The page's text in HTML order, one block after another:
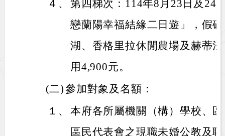
４、 第四梯次：114年8月23日及24
戀蘭陽幸福結緣二日遊」，假
湖、香格里拉休閒農場及赫蒂
用4,900元。
(二)參加對象及名額：
１、 本府各所屬機關（構）學校、
區民代表會之現職未婚公教及